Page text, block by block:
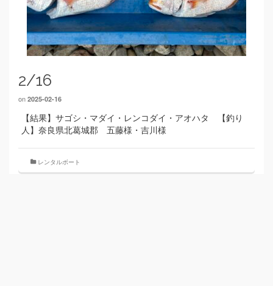
2/16
on 2025-02-16
【結果】サゴシ・マダイ・レンコダイ・アオハタ 【釣り
人】奈良県北葛城郡 五藤様・吉川様
レンタルボート